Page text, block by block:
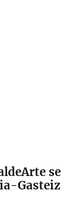
se
Gasteiz